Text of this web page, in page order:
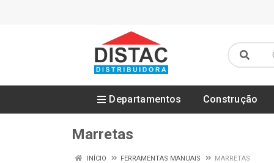
Departamentos Construção
Marretas
INÍCIO FERRAMENTAS MANUAIS MARRETAS